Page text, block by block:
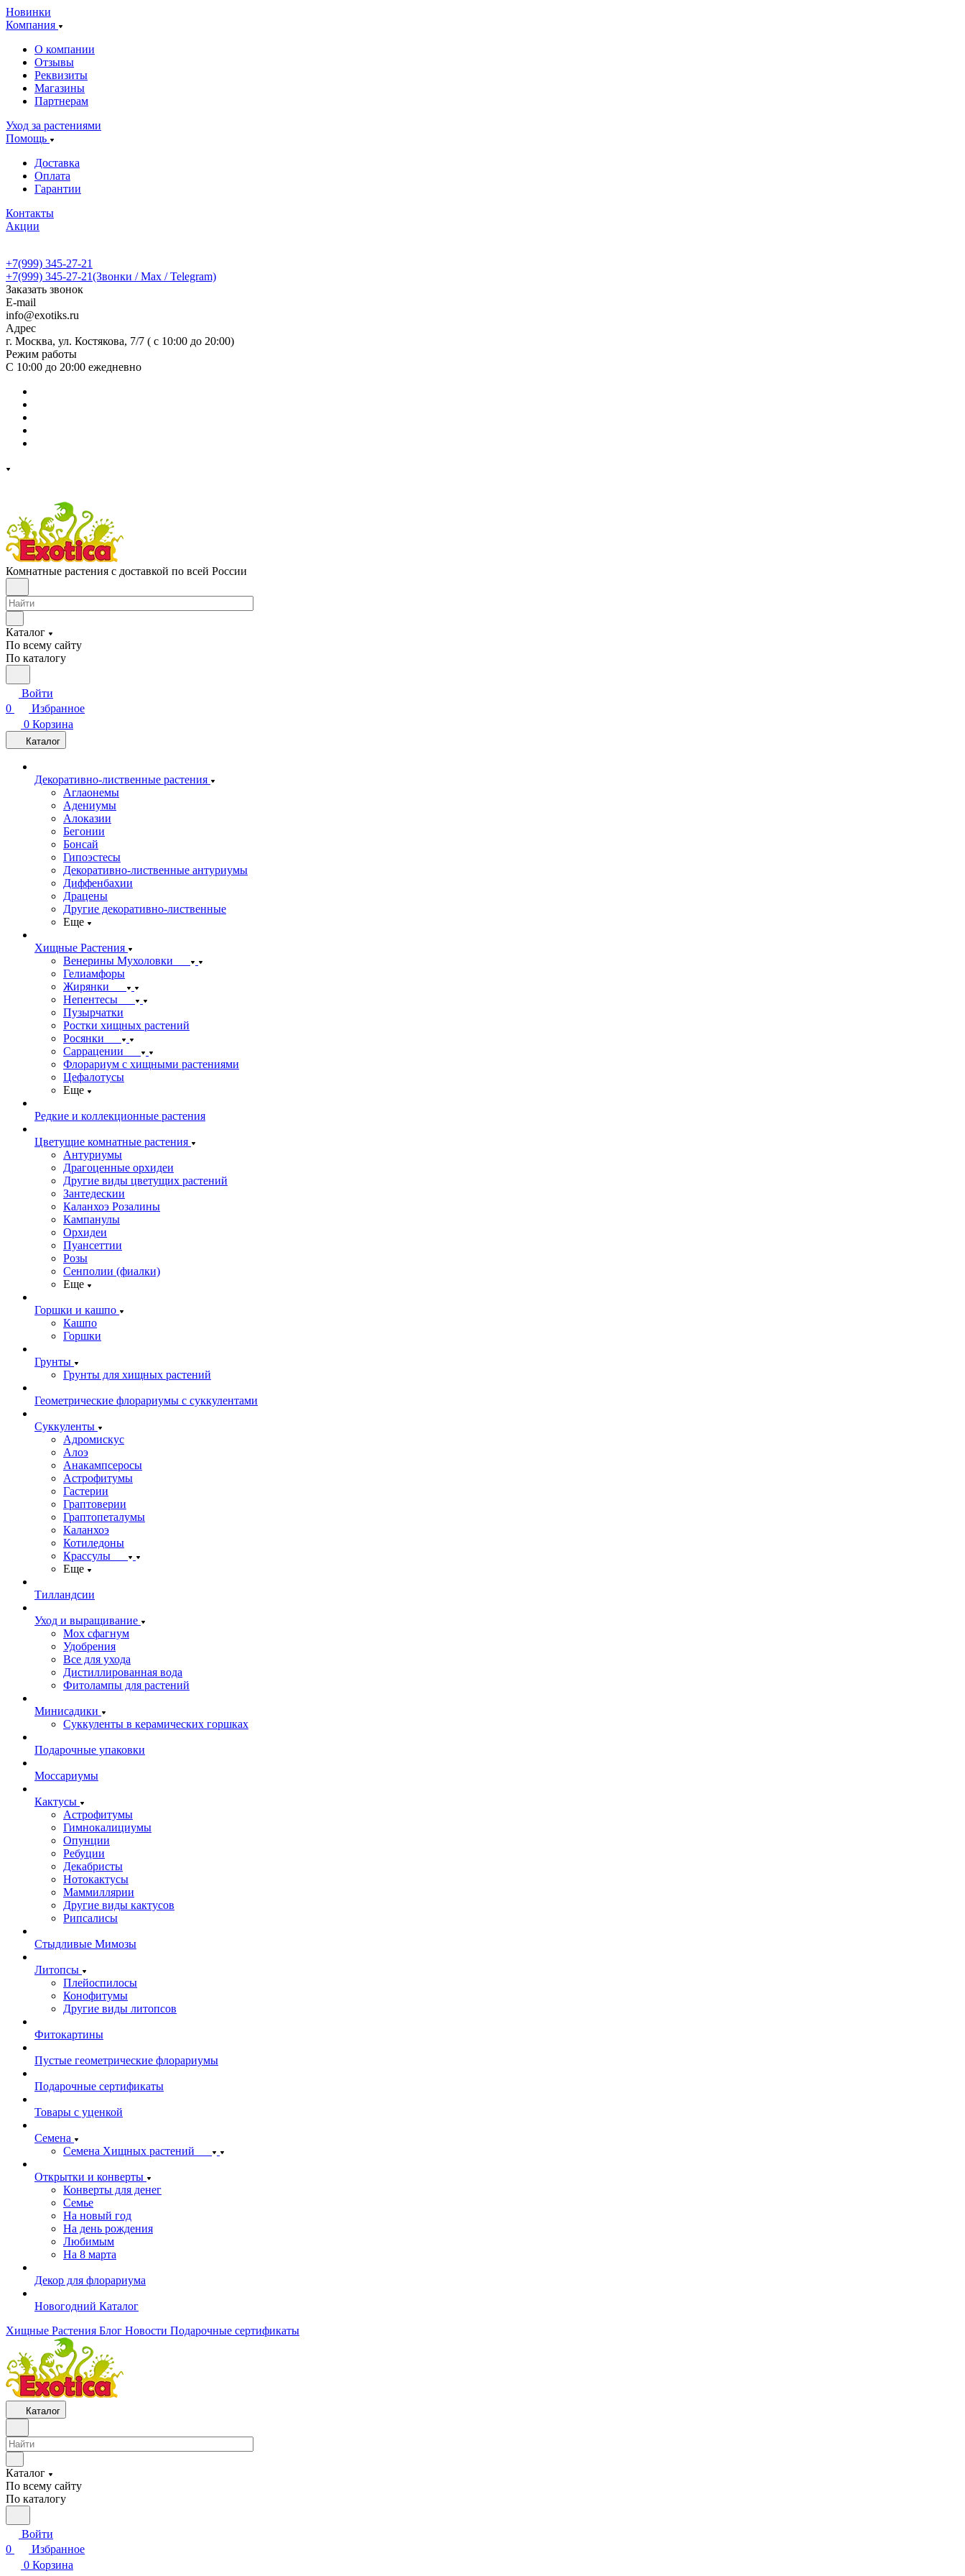
Новинки
Компания
О компании
Отзывы
Реквизиты
Магазины
Партнерам
Уход за растениями
Помощь
Доставка
Оплата
Гарантии
Контакты
Акции
+7(999) 345-27-21
+7(999) 345-27-21(Звонки / Max / Telegram)
Заказать звонок
E-mail
info@exotiks.ru
Адрес
г. Москва, ул. Костякова, 7/7 ( с 10:00 до 20:00)
Режим работы
С 10:00 до 20:00 ежедневно
Комнатные растения с доставкой по всей России
Каталог
По всему сайту
По каталогу
Войти
0
Избранное
0 Корзина
Каталог
Декоративно-лиственные растения
Аглаонемы
Адениумы
Алоказии
Бегонии
Бонсай
Гипоэстесы
Декоративно-лиственные антуриумы
Диффенбахии
Драцены
Другие декоративно-лиственные
Еще
Хищные Растения
Венерины Мухоловки
Гелиамфоры
Жирянки
Непентесы
Пузырчатки
Ростки хищных растений
Росянки
Саррацении
Флорариум с хищными растениями
Цефалотусы
Еще
Редкие и коллекционные растения
Цветущие комнатные растения
Антуриумы
Драгоценные орхидеи
Другие виды цветущих растений
Зантедескии
Каланхоэ Розалины
Кампанулы
Орхидеи
Пуансеттии
Розы
Сенполии (фиалки)
Еще
Горшки и кашпо
Кашпо
Горшки
Грунты
Грунты для хищных растений
Геометрические флорариумы с суккулентами
Суккуленты
Адромискус
Алоэ
Анакампсеросы
Астрофитумы
Гастерии
Граптоверии
Граптопеталумы
Каланхоэ
Котиледоны
Крассулы
Еще
Тилландсии
Уход и выращивание
Мох сфагнум
Удобрения
Все для ухода
Дистиллированная вода
Фитолампы для растений
Минисадики
Суккуленты в керамических горшках
Подарочные упаковки
Моссариумы
Кактусы
Астрофитумы
Гимнокалициумы
Опунции
Ребуции
Декабристы
Нотокактусы
Маммиллярии
Другие виды кактусов
Рипсалисы
Стыдливые Мимозы
Литопсы
Плейоспилосы
Конофитумы
Другие виды литопсов
Фитокартины
Пустые геометрические флорариумы
Подарочные сертификаты
Товары с уценкой
Семена
Семена Хищных растений
Открытки и конверты
Конверты для денег
Семье
На новый год
На день рождения
Любимым
На 8 марта
Декор для флорариума
Новогодний Каталог
Хищные Растения Блог Новости Подарочные сертификаты
Каталог
Каталог
По всему сайту
По каталогу
Войти
0
Избранное
0 Корзина